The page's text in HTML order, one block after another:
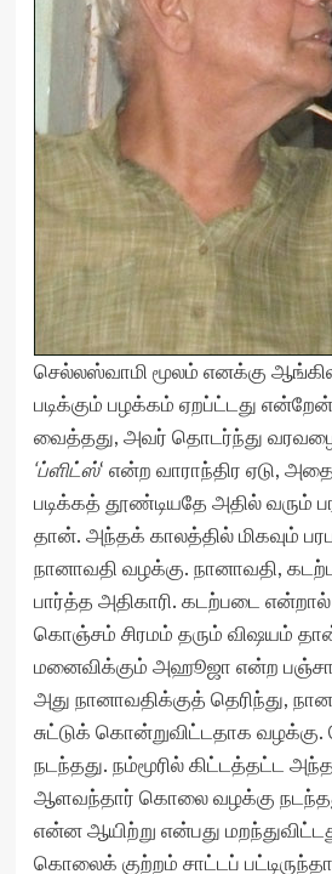
செல்லஸ்வாமி மூலம் எனக்கு
படிக்கும் பழக்கம் ஏறப்ட்டது
வைத்தது, அவர் தொடர்ந்து
‘ப்ளிட்ஸ்‘ என்ற வாராந்திர ஏடு,
படிக்கத் தூண்டியதே அதில் வரும்
தான். அந்தக் காலத்தில் மிகவும்
நானாவதி வழக்கு. நானாவதி,
பார்த்த அதிகாரி. கடற்படை
கொஞ்சம் சிரமம் தரும் விஷயம்
மனைவிக்கும் அஹூஜா என்ற
அது நானாவதிக்குத் தெரிந்து,
சுட்டுக் கொன்றுவிட்டதாக
நடந்தது. நம்மூரில் கிட்டத்தட்ட
ஆளவந்தார் கொலை வழக்கு
என்ன ஆயிற்று என்பது
கொலைக் குற்றம் சாட்டப்